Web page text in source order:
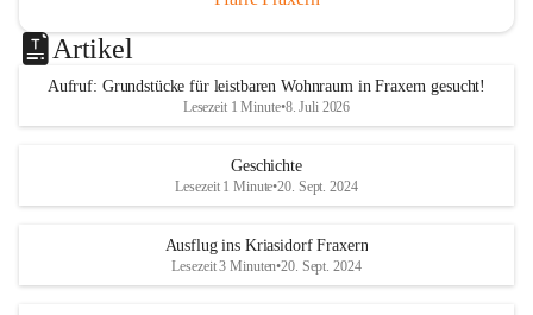
Artikel
Aufruf: Grundstücke für leistbaren Wohnraum in Fraxern gesucht!
Lesezeit 1 Minute•8. Juli 2026
Geschichte
Lesezeit 1 Minute•20. Sept. 2024
Ausflug ins Kriasidorf Fraxern
Lesezeit 3 Minuten•20. Sept. 2024